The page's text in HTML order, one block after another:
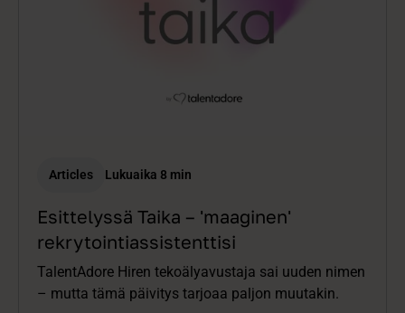
Articles Lukuaika 8 min
Esittelyssä Taika – 'maaginen'
rekrytointiassistenttisi
TalentAdore Hiren tekoälyavustaja sai uuden nimen
– mutta tämä päivitys tarjoaa paljon muutakin.